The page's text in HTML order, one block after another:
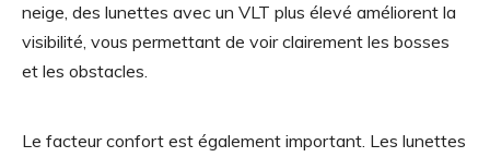
neige, des lunettes avec un VLT plus élevé améliorent la
visibilité, vous permettant de voir clairement les bosses
et les obstacles.
Le facteur confort est également important. Les lunettes